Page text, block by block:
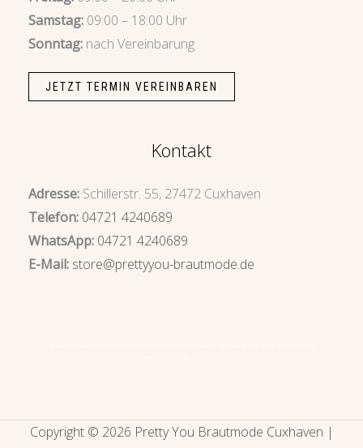
Samstag: 09:00 – 18:00 Uhr
Sonntag: nach Vereinbarung
JETZT TERMIN VEREINBAREN
Kontakt
Adresse: Schillerstr. 55, 27472 Cuxhaven
Telefon: 04721 4240689
WhatsApp: 04721 4240689
E-Mail: store@prettyyou-brautmode.de
Copyright © 2026 Pretty You Brautmode Cuxhaven |